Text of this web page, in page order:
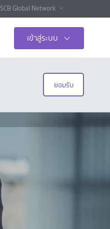
SCB Global Network
เข้าสู่ระบบ
ยอมรับ